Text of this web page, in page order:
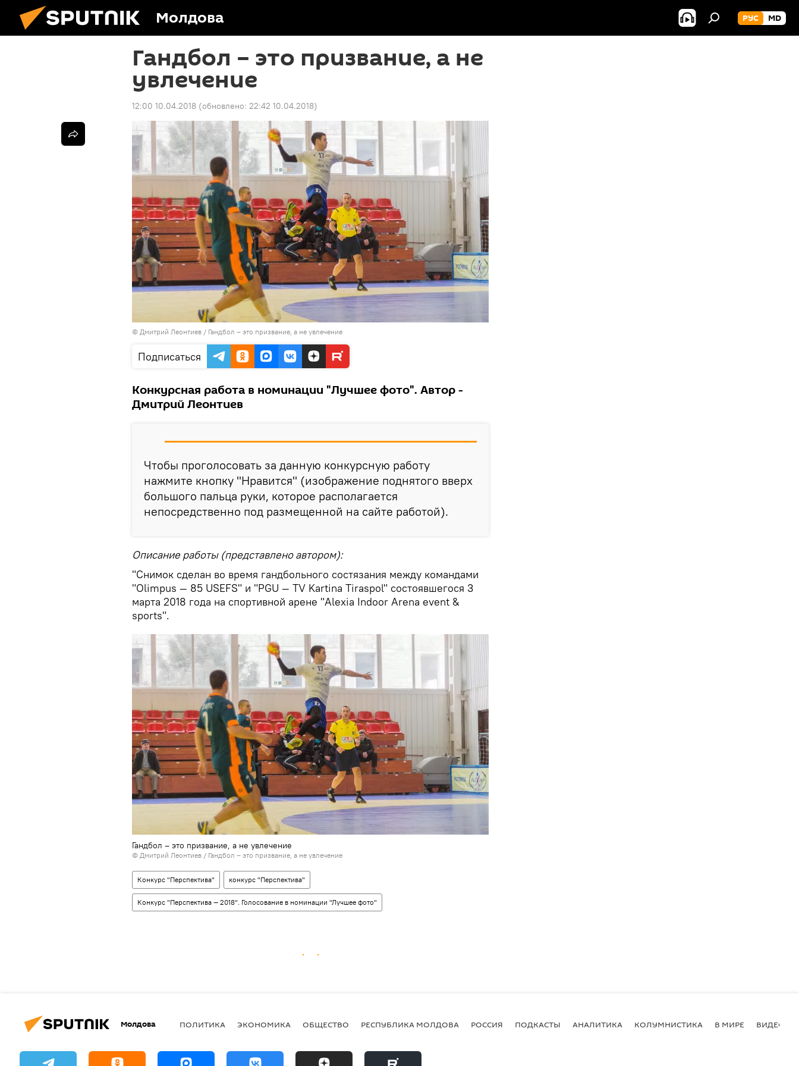
Молдова РУС MD
Гандбол – это призвание, а не
увлечение
12:00 10.04.2018 (обновлено: 22:42 10.04.2018)
© Дмитрий Леонтиев / Гандбол – это призвание, а не увлечение
Подписаться
Конкурсная работа в номинации "Лучшее фото". Автор -
Дмитрий Леонтиев
Чтобы проголосовать за данную конкурсную работу
нажмите кнопку "Нравится" (изображение поднятого вверх
большого пальца руки, которое располагается
непосредственно под размещенной на сайте работой).
Описание работы (представлено автором):
"Снимок сделан во время гандбольного состязания между командами
"Olimpus — 85 USEFS" и "PGU — TV Kartina Tiraspol" состоявшегося 3
марта 2018 года на спортивной арене "Alexia Indoor Arena event &
sports".
Гандбол – это призвание, а не увлечение
© Дмитрий Леонтиев / Гандбол – это призвание, а не увлечение
Конкурс "Перспектива" конкурс "Перспектива"
Конкурс "Перспектива — 2018". Голосование в номинации "Лучшее фото"
Молдова ПОЛИТИКА ЭКОНОМИКА ОБЩЕСТВО РЕСПУБЛИКА МОЛДОВА РОССИЯ ПОДКАСТЫ АНАЛИТИКА КОЛУМНИСТИКА В МИРЕ ВИДЕО